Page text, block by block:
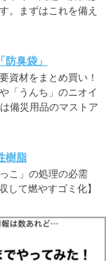
。まずはこれを備え
臭袋」
資材をまとめ買い！
「うんち」のニオイ
備災用品のマストア
樹脂
こ」の処理の必需
して燃やすゴミ化】